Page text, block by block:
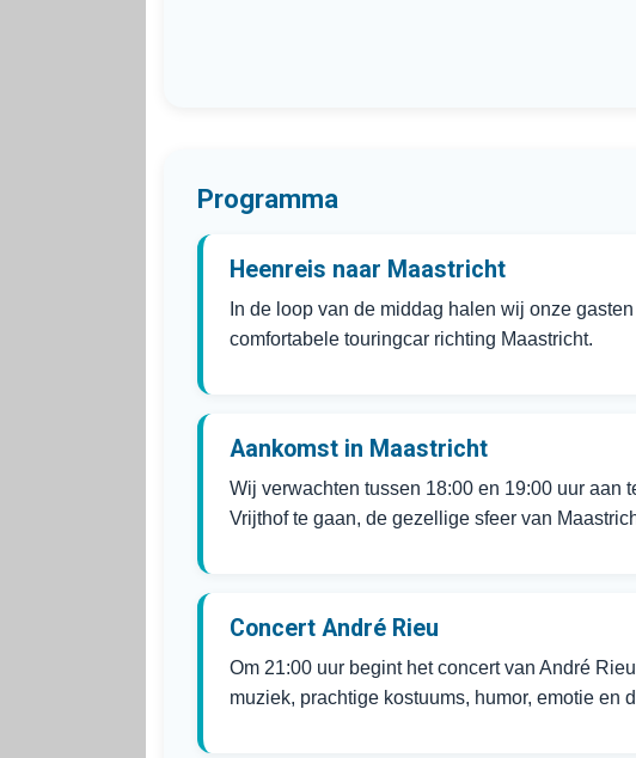
Programma
Heenreis naar Maastricht
In de loop van de middag halen wij onze
comfortabele touringcar richting Maastricht.
Aankomst in Maastricht
Wij verwachten tussen 18:00 en 19:00 uur aan
Vrijthof te gaan, de gezellige sfeer van
Concert André Rieu
Om 21:00 uur begint het concert van André
muziek, prachtige kostuums, humor, emotie en